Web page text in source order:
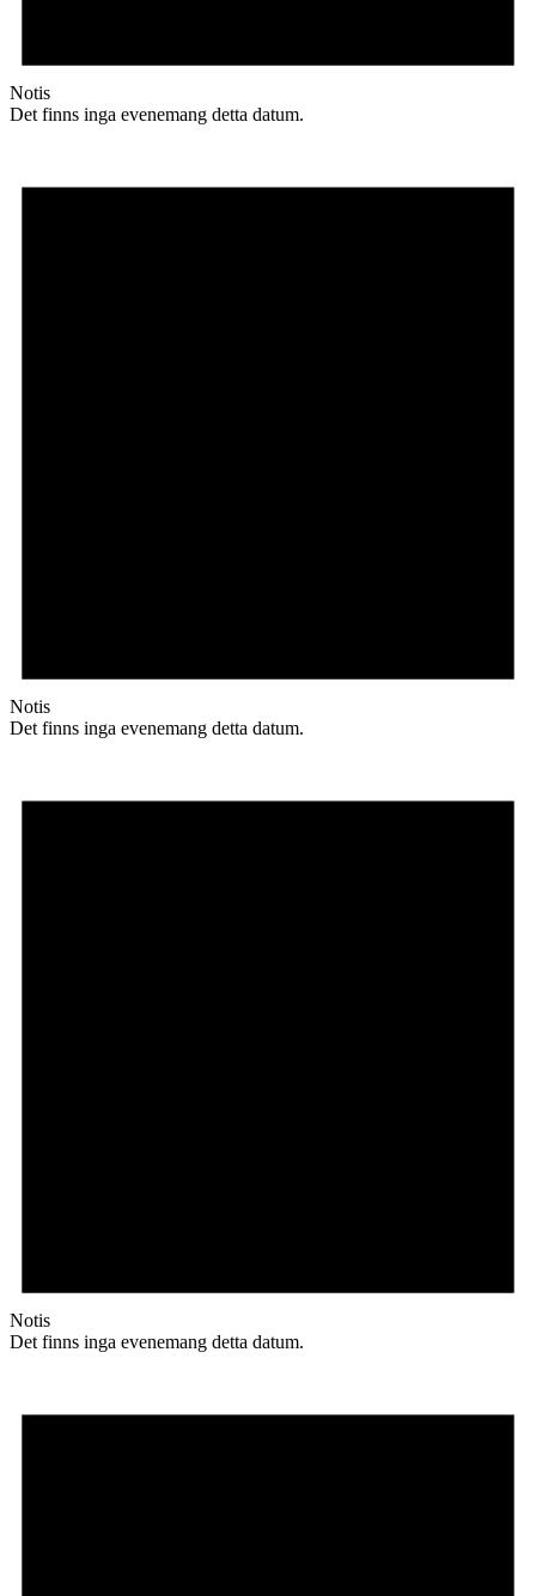
Notis
Det finns inga evenemang detta datum.
Notis
Det finns inga evenemang detta datum.
Notis
Det finns inga evenemang detta datum.